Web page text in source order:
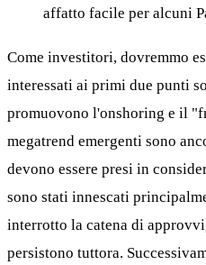
affatto facile per alcuni
Come investitori, dovremmo
interessati ai primi due punti
promuovono l'onshoring e il
megatrend emergenti sono
devono essere presi in
sono stati innescati
interrotto la catena di
persistono tuttora.